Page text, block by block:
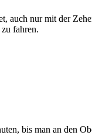
auch nur mit der
fahren.
bis man an den